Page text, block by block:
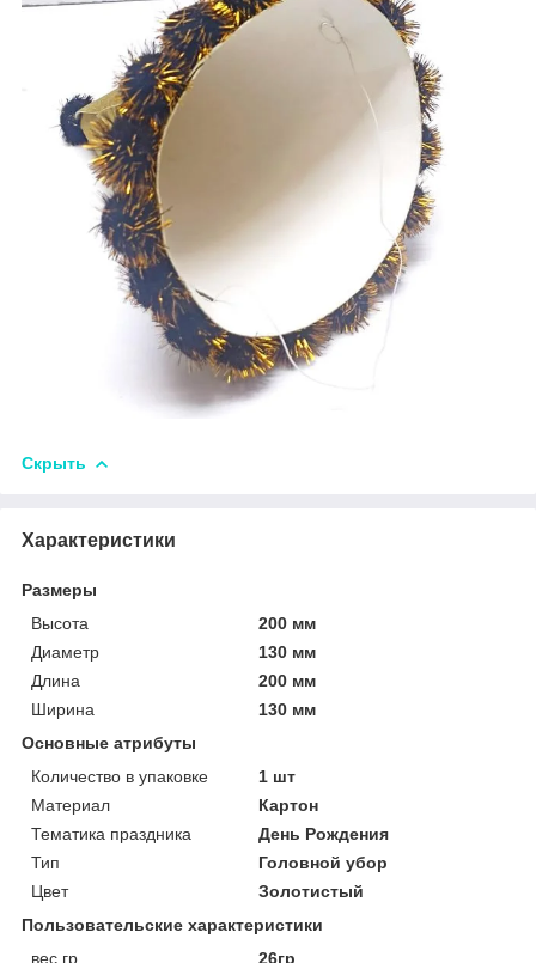
Скрыть
Характеристики
Размеры
Высота
200 мм
Диаметр
130 мм
Длина
200 мм
Ширина
130 мм
Основные атрибуты
Количество в упаковке
1 шт
Материал
Картон
Тематика праздника
День Рождения
Тип
Головной убор
Цвет
Золотистый
Пользовательские характеристики
вес гр
26гр